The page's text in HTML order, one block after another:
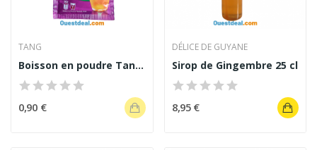
TANG
Boisson en poudre Tang Mangue 20 g
0,90 €
DÉLICE DE GUYANE
Sirop de Gingembre 25 cl
8,95 €